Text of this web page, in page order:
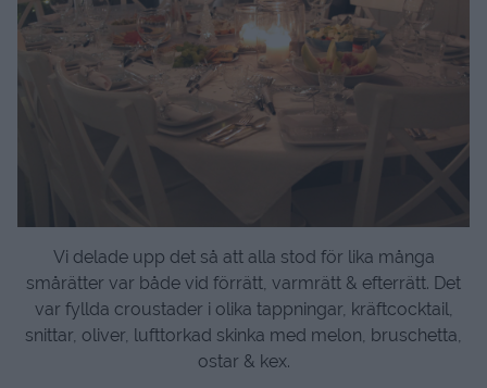
Vi delade upp det så att alla stod för lika många
smårätter var både vid förrätt, varmrätt & efterrätt. Det
var fyllda croustader i olika tappningar, kräftcocktail,
snittar, oliver, lufttorkad skinka med melon, bruschetta,
ostar & kex.